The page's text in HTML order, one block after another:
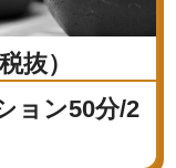
抜）
ョン50分/2